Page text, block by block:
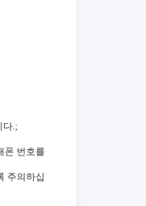
다.;
폰 번호를
주의하십